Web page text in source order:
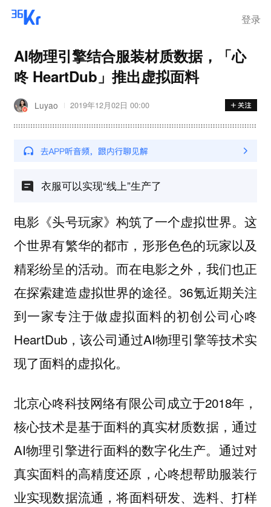
登录
AI物理引擎结合服装材质数据，「心
咚 HeartDub」推出虚拟面料
Luyao 2019年12月02日 00:00
衣服可以实现“线上”生产了
电影《头号玩家》构筑了一个虚拟世界。这
个世界有繁华的都市，形形色色的玩家以及
精彩纷呈的活动。而在电影之外，我们也正
在探索建造虚拟世界的途径。36氪近期关注
到一家专注于做虚拟面料的初创公司心咚
HeartDub，该公司通过AI物理引擎等技术实
现了面料的虚拟化。
北京心咚科技网络有限公司成立于2018年，
核心技术是基于面料的真实材质数据，通过
AI物理引擎进行面料的数字化生产。通过对
真实面料的高精度还原，心咚想帮助服装行
业实现数据流通，将面料研发、选料、打样